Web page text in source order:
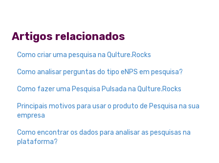
Artigos relacionados
Como criar uma pesquisa na Qulture.Rocks
Como analisar perguntas do tipo eNPS em pesquisa?
Como fazer uma Pesquisa Pulsada na Qulture.Rocks
Principais motivos para usar o produto de Pesquisa na sua
empresa
Como encontrar os dados para analisar as pesquisas na
plataforma?